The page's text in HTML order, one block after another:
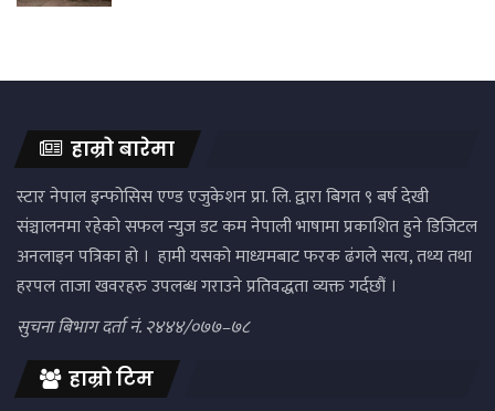
हाम्रो बारेमा
स्टार नेपाल इन्फोसिस एण्ड एजुकेशन प्रा. लि. द्वारा बिगत ९ बर्ष देखी
संञ्चालनमा रहेको सफल न्युज डट कम नेपाली भाषामा प्रकाशित हुने डिजिटल
अनलाइन पत्रिका हो । हामी यसको माध्यमबाट फरक ढंगले सत्य, तथ्य तथा
हरपल ताजा खवरहरु उपलब्ध गराउने प्रतिवद्धता व्यक्त गर्दछौं ।
सुचना बिभाग दर्ता नं. २४४४/०७७–७८
हाम्रो टिम